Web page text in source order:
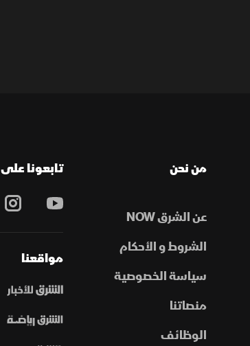
من نحن
عن الشرق NOW
الشروط و الأحكام
سياسة الخصوصية
منصاتنا
الوظائف
تابعونا على
مواقعنا